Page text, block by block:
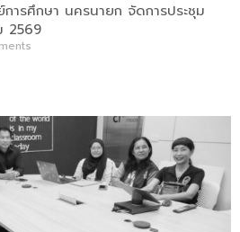
ารศึกษา นครนายก จัดการประชุม
2569